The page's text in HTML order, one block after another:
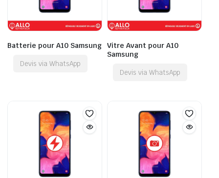
Batterie pour A10 Samsung
Devis via WhatsApp
Vitre Avant pour A10
Samsung
Devis via WhatsApp